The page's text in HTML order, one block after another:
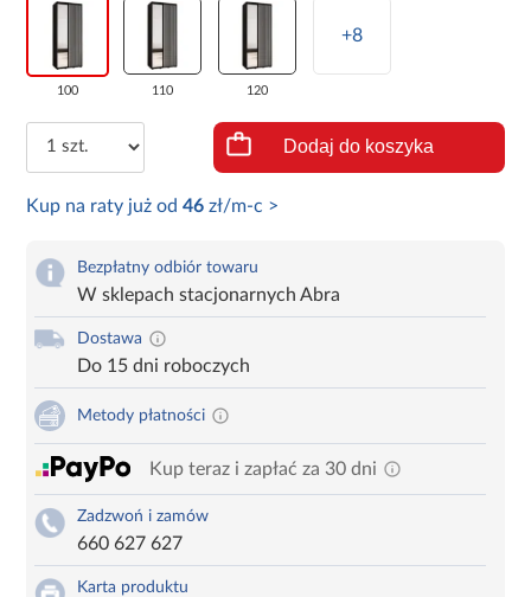
100 110 120
+8
Dodaj do koszyka
Kup na raty już od46 zł/m-c >
Bezpłatny odbiór towaru
W sklepach stacjonarnych Abra
Dostawa
Do 15 dni roboczych
Metody płatności
Kup teraz i zapłać za 30 dni
Zadzwoń i zamów
660 627 627
Karta produktu